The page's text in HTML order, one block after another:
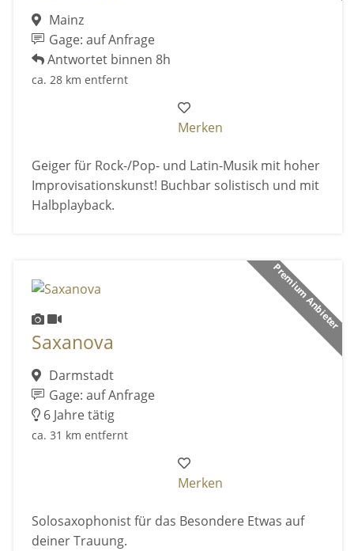
Mainz
Gage: auf Anfrage
Antwortet binnen 8h
ca. 28 km entfernt
Merken
Geiger für Rock-/Pop- und Latin-Musik mit hoher
Improvisationskunst! Buchbar solistisch und mit
Halbplayback.
Premium Anbieter
Saxanova
Darmstadt
Gage: auf Anfrage
6 Jahre tätig
ca. 31 km entfernt
Merken
Solosaxophonist für das Besondere Etwas auf
deiner Trauung.